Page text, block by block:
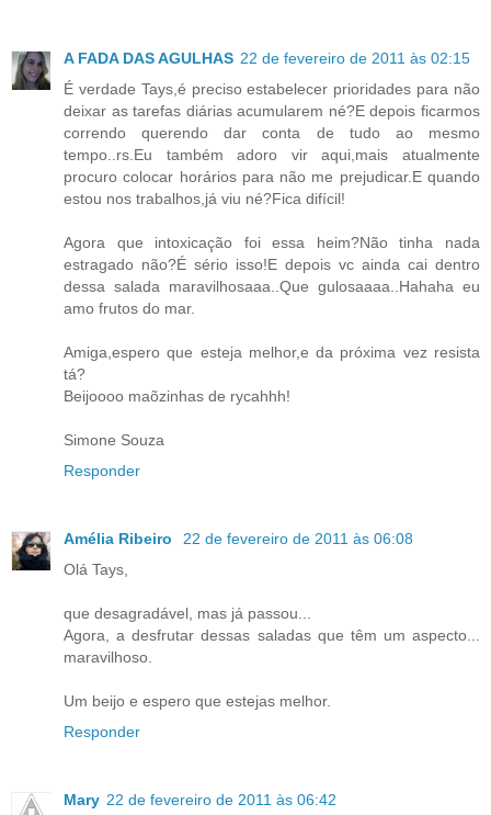
A FADA DAS AGULHAS 22 de fevereiro de 2011 às 02:15
É verdade Tays,é preciso estabelecer prioridades para não
deixar as tarefas diárias acumularem né?E depois ficarmos
correndo querendo dar conta de tudo ao mesmo
tempo..rs.Eu também adoro vir aqui,mais atualmente
procuro colocar horários para não me prejudicar.E quando
estou nos trabalhos,já viu né?Fica difícil!
Agora que intoxicação foi essa heim?Não tinha nada
estragado não?É sério isso!E depois vc ainda cai dentro
dessa salada maravilhosaaa..Que gulosaaaa..Hahaha eu
amo frutos do mar.
Amiga,espero que esteja melhor,e da próxima vez resista
tá?
Beijoooo maõzinhas de rycahhh!
Simone Souza
Responder
Amélia Ribeiro
22 de fevereiro de 2011 às 06:08
Olá Tays,
que desagradável, mas já passou...
Agora, a desfrutar dessas saladas que têm um aspecto...
maravilhoso.
Um beijo e espero que estejas melhor.
Responder
Mary 22 de fevereiro de 2011 às 06:42